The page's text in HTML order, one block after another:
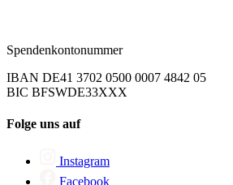
Spendenkontonummer
IBAN DE41 3702 0500 0007 4842 05
BIC BFSWDE33XXX
Folge uns auf
Instagram
Facebook